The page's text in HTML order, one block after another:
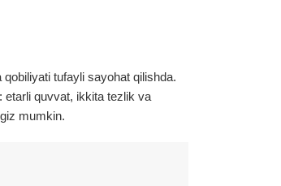
tufayli sayohat qilishda.
etarli quvvat, ikkita tezlik va
mumkin.